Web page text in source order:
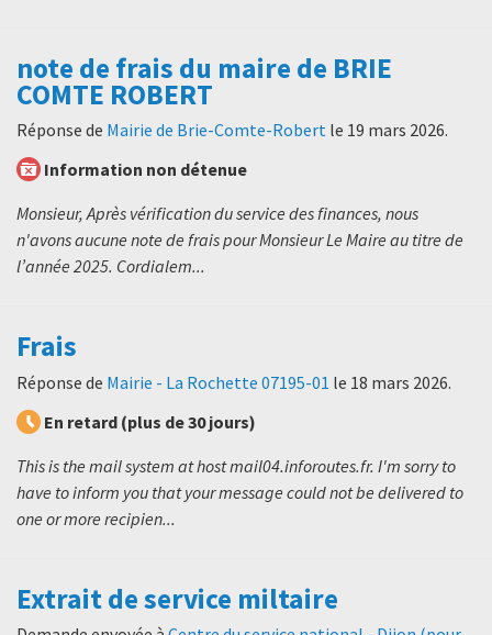
note de frais du maire de BRIE
COMTE ROBERT
Réponse de Mairie de Brie-Comte-Robert le 19 mars 2026.
Information non détenue
Monsieur, Après vérification du service des finances, nous
n'avons aucune note de frais pour Monsieur Le Maire au titre de
l’année 2025. Cordialem...
Frais
Réponse de Mairie - La Rochette 07195-01 le 18 mars 2026.
En retard (plus de 30 jours)
This is the mail system at host mail04.inforoutes.fr. I'm sorry to
have to inform you that your message could not be delivered to
one or more recipien...
Extrait de service miltaire